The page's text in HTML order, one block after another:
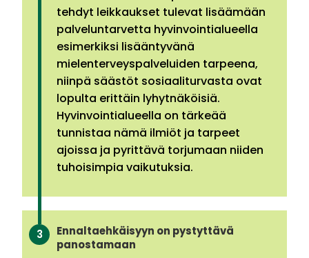
tehdyt leikkaukset tulevat lisäämään
palveluntarvetta hyvinvointialueella
esimerkiksi lisääntyvänä
mielenterveyspalveluiden tarpeena,
niinpä säästöt sosiaaliturvasta ovat
lopulta erittäin lyhytnäköisiä.
Hyvinvointialueella on tärkeää
tunnistaa nämä ilmiöt ja tarpeet
ajoissa ja pyrittävä torjumaan niiden
tuhoisimpia vaikutuksia.
Ennaltaehkäisyyn on pystyttävä
panostamaan